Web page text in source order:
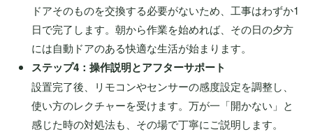
ドアそのものを交換する必要がないため、工事はわずか1
日で完了します。朝から作業を始めれば、その日の夕方
には自動ドアのある快適な生活が始まります。
ステップ4：操作説明とアフターサポート
設置完了後、リモコンやセンサーの感度設定を調整し、
使い方のレクチャーを受けます。万が一「開かない」と
感じた時の対処法も、その場で丁寧にご説明します。